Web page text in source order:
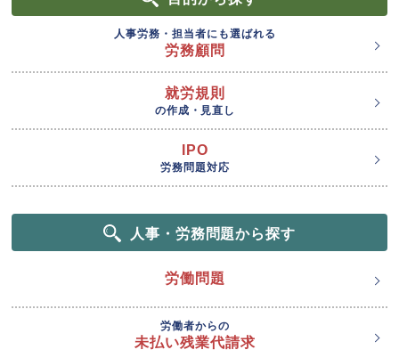
人事労務・担当者にも選ばれる
労務顧問
就労規則
の作成・見直し
IPO
労務問題対応
人事・労務問題から探す
労働問題
労働者からの
未払い残業代請求